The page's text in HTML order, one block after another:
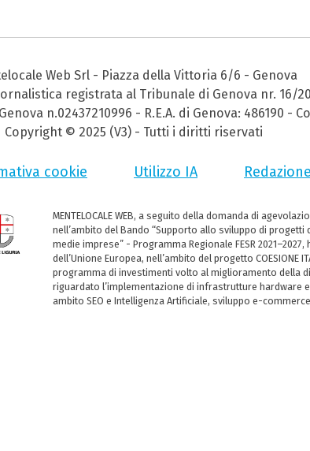
Web Srl - Piazza della Vittoria 6/6 - Genova
registrata al Tribunale di Genova nr. 16/
n.02437210996 - R.E.A. di Genova: 486190 -
Copyright © 2025 (V3) - Tutti i diritti riservati
cookie Utilizzo IA
MENTELOCALE WEB, a seguito della domanda di
nell’ambito del Bando “Supporto allo sviluppo di
medie imprese” - Programma Regionale FESR
dell’Unione Europea, nell’ambito del progetto COESIONE
programma di investimenti volto al miglioramento della
riguardato l’implementazione di infrastrutture hardware
ambito SEO e Intelligenza Artificiale, sviluppo e-